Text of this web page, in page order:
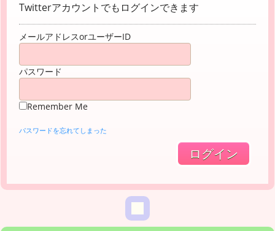
Twitterアカウントでもログインできます
メールアドレスorユーザーID
パスワード
Remember Me
パスワードを忘れてしまった